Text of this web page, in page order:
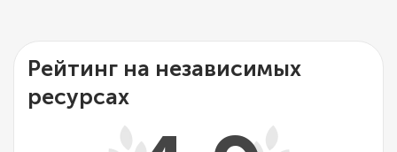
Рейтинг на независимых
ресурсах